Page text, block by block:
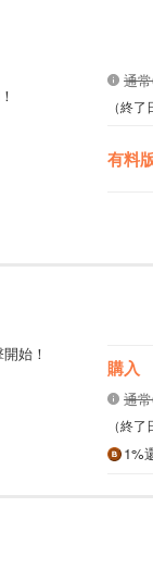
通
（終了
有料
始！
購入
通
（終了
1%